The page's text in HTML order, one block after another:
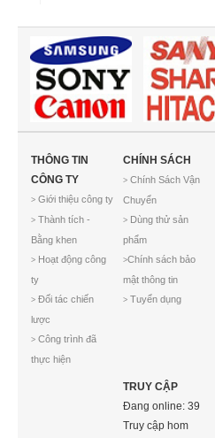
THÔNG TIN
CÔNG TY
> Giới thiệu công ty
> Thành tích -
Bằng khen
> Hoạt động công
ty
> Đối tác chiến
lược
> Công trình đã
thực hiện
CHÍNH SÁCH
> Chính Sách Vận
Chuyển
> Dùng thử sản
phẩm
>Chính sách bảo
mật thông tin
> Tuyển dụng
TRUY CẬP
Đang online: 39
Truy cập hom